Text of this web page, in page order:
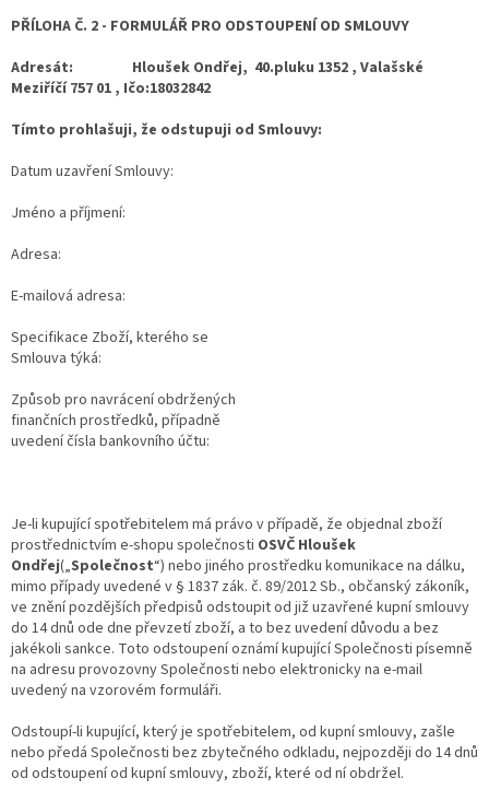
PŘÍLOHA Č. 2 - FORMULÁŘ PRO ODSTOUPENÍ OD SMLOUVY
Adresát:
Hloušek Ondřej, 40.pluku 1352 , Valašské
Meziříčí 757 01 , Ičo:18032842
Tímto prohlašuji, že odstupuji od Smlouvy:
Datum uzavření Smlouvy:
Jméno a příjmení:
Adresa:
E-mailová adresa:
Specifikace Zboží, kterého se
Smlouva týká:
Způsob pro navrácení obdržených
finančních prostředků, případně
uvedení čísla bankovního účtu:
Je-li kupující spotřebitelem má právo v případě, že objednal zboží
prostřednictvím e-shopu společnosti OSVČ Hloušek
Ondřej(„Společnost“) nebo jiného prostředku komunikace na dálku,
mimo případy uvedené v § 1837 zák. č. 89/2012 Sb., občanský zákoník,
ve znění pozdějších předpisů odstoupit od již uzavřené kupní smlouvy
do 14 dnů ode dne převzetí zboží, a to bez uvedení důvodu a bez
jakékoli sankce. Toto odstoupení oznámí kupující Společnosti písemně
na adresu provozovny Společnosti nebo elektronicky na e-mail
uvedený na vzorovém formuláři.
Odstoupí-li kupující, který je spotřebitelem, od kupní smlouvy, zašle
nebo předá Společnosti bez zbytečného odkladu, nejpozději do 14 dnů
od odstoupení od kupní smlouvy, zboží, které od ní obdržel.